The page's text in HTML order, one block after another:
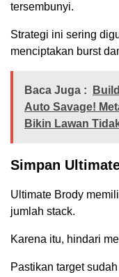
tersembunyi.
Strategi ini sering
menciptakan burst
Baca Juga :
Auto Savage!
Bikin Lawan
Simpan
Ultimate Brody
jumlah stack.
Karena itu, hindari
Pastikan target